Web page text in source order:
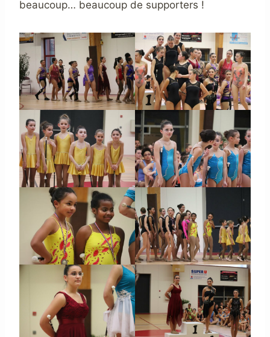
beaucoup… beaucoup de supporters !